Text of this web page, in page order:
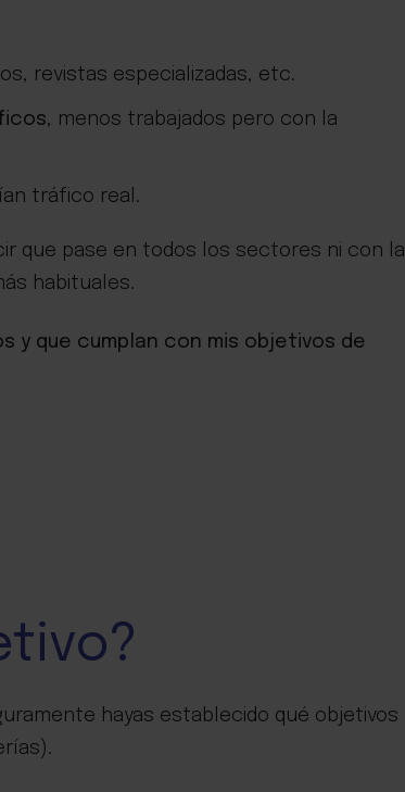
revistas especializadas, etc.
, menos trabajados pero con la
tráfico real.
que pase en todos los sectores ni con la
habituales.
y que cumplan con mis objetivos de
hayas establecido qué objetivos